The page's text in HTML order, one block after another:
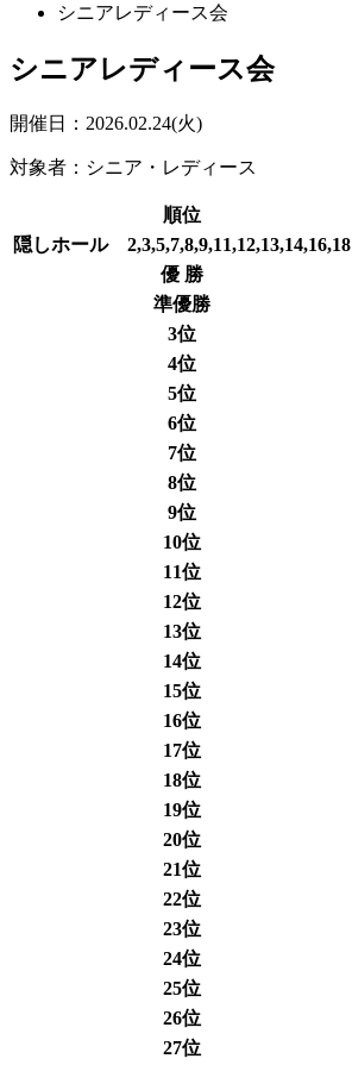
シニアレディース会
シニアレディース会
開催日：2026.02.24(火)
対象者：シニア・レディース
順位
隠しホール 2,3,5,7,8,9,11,12,13,14,16,18
優 勝
準優勝
3位
4位
5位
6位
7位
8位
9位
10位
11位
12位
13位
14位
15位
16位
17位
18位
19位
20位
21位
22位
23位
24位
25位
26位
27位